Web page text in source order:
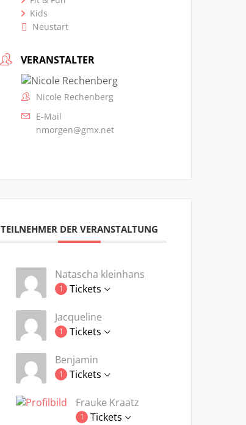
Kids
Neustart
VERANSTALTER
Nicole Rechenberg
E-Mail
nmorgen@gmx.net
TEILNEHMER DER VERANSTALTUNG
Natascha kleinhans
1 Tickets
Jacqueline
1 Tickets
Benjamin
1 Tickets
Frauke Kraatz
1 Tickets